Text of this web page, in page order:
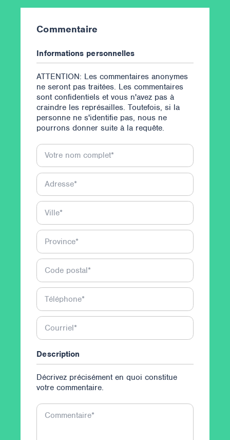
Commentaire
Informations personnelles
ATTENTION: Les commentaires anonymes
ne seront pas traitées. Les commentaires
sont confidentiels et vous n'avez pas à
craindre les représailles. Toutefois, si la
personne ne s'identifie pas, nous ne
pourrons donner suite à la requête.
Votre nom complet*
Adresse*
Ville*
Province*
Code postal*
Téléphone*
Courriel*
Description
Décrivez précisément en quoi constitue
votre commentaire.
Commentaire*